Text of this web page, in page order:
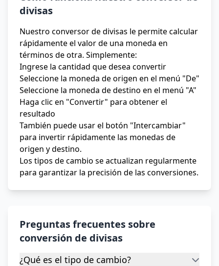
divisas
Nuestro conversor de divisas le permite calcular
rápidamente el valor de una moneda en
términos de otra. Simplemente:
Ingrese la cantidad que desea convertir
Seleccione la moneda de origen en el menú "De"
Seleccione la moneda de destino en el menú "A"
Haga clic en "Convertir" para obtener el
resultado
También puede usar el botón "Intercambiar"
para invertir rápidamente las monedas de
origen y destino.
Los tipos de cambio se actualizan regularmente
para garantizar la precisión de las conversiones.
Preguntas frecuentes sobre
conversión de divisas
¿Qué es el tipo de cambio?